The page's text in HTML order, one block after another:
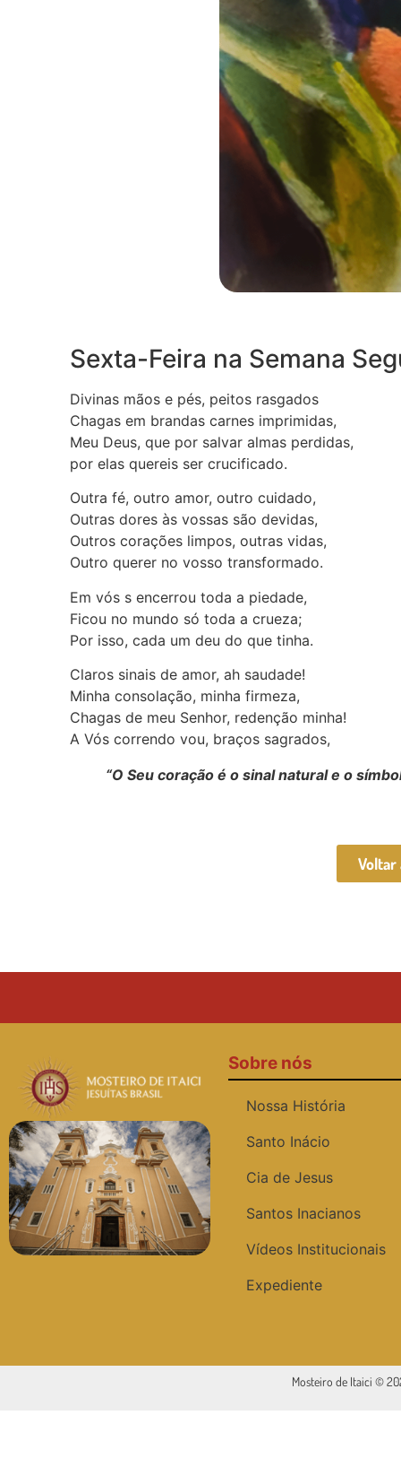
Sexta-Feira na Semana
Divinas mãos e pés, peitos rasgados
Chagas em brandas carnes imprimidas,
Meu Deus, que por salvar almas
por elas quereis ser crucificado.
Outra fé, outro amor, outro cuidado,
Outras dores às vossas são devidas,
Outros corações limpos, outras vidas,
Outro querer no vosso transformado.
Em vós s encerrou toda a piedade, A
Ficou no mundo só toda a crueza; A
Por isso, cada um deu do que tinha.
Claros sinais de amor, ah saudade!
Minha consolação, minha firmeza, A
Chagas de meu Senhor, redenção
A Vós correndo vou,
“O Seu coração é o sinal natural e o
Voltar
Sobre nós
Nossa História
Santo Inácio
Cia de Jesus
Santos Inacianos
Vídeos Institucionais
Expediente
Mosteiro de Itaici ©